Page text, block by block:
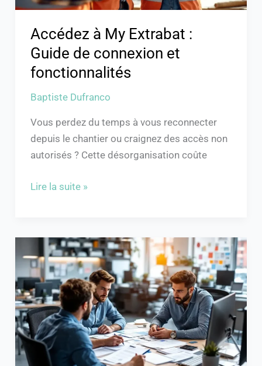
Accédez à My Extrabat :
Guide de connexion et
fonctionnalités
Baptiste Dufranco
Vous perdez du temps à vous reconnecter
depuis le chantier ou craignez des accès non
autorisés ? Cette désorganisation coûte
fonctionnalités
Lire la suite »
“Prohub
:
Votre
guide
complet
pour
le
transport